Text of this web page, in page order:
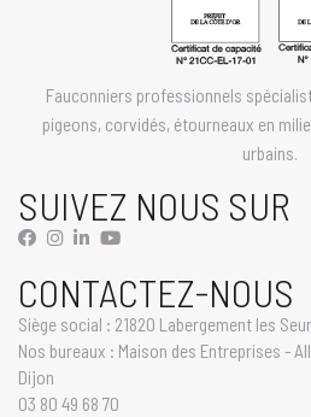
Fauconniers professionnels
pigeons, corvidés, étourneaux en
urbains.
SUIVEZ NOUS SUR
CONTACTEZ-NOUS
Siège social : 21820 Labergement les
Nos bureaux : Maison des Entreprises -
Dijon
03 80 49 68 70